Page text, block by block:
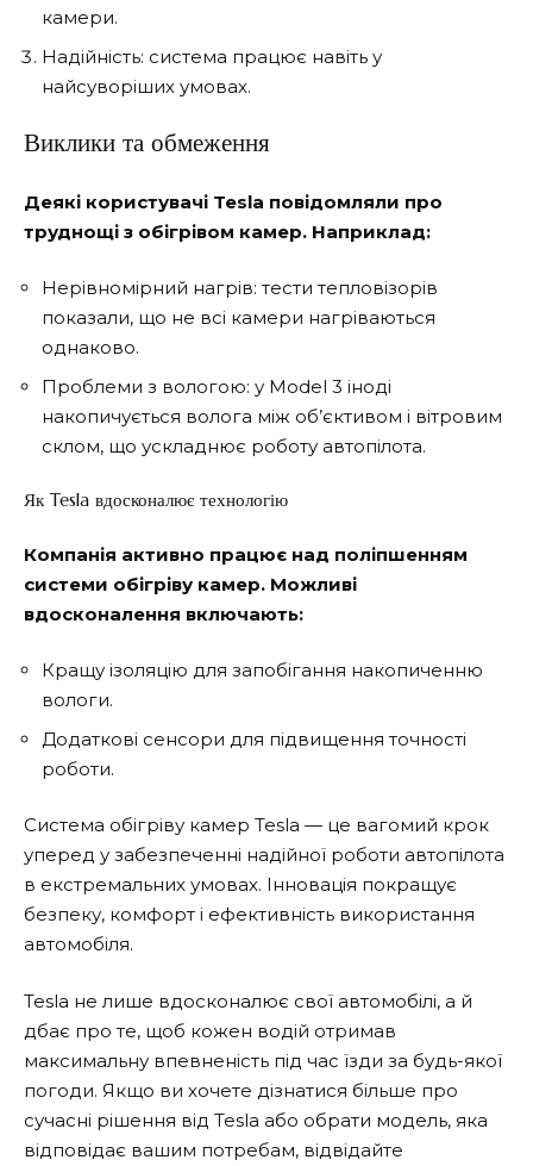
камери.
Надійність: система працює навіть у
найсуворіших умовах.
Виклики та обмеження
Деякі користувачі Tesla повідомляли про
труднощі з обігрівом камер. Наприклад:
Нерівномірний нагрів: тести тепловізорів
показали, що не всі камери нагріваються
однаково.
Проблеми з вологою: у Model 3 іноді
накопичується волога між об’єктивом і вітровим
склом, що ускладнює роботу автопілота.
Як Tesla вдосконалює технологію
Компанія активно працює над поліпшенням
системи обігріву камер. Можливі
вдосконалення включають:
Кращу ізоляцію для запобігання накопиченню
вологи.
Додаткові сенсори для підвищення точності
роботи.
Система обігріву камер Tesla — це вагомий крок
уперед у забезпеченні надійної роботи автопілота
в екстремальних умовах. Інновація покращує
безпеку, комфорт і ефективність використання
автомобіля.
Tesla не лише вдосконалює свої автомобілі, а й
дбає про те, щоб кожен водій отримав
максимальну впевненість під час їзди за будь-якої
погоди. Якщо ви хочете дізнатися більше про
сучасні рішення від Tesla або обрати модель, яка
відповідає вашим потребам, відвідайте